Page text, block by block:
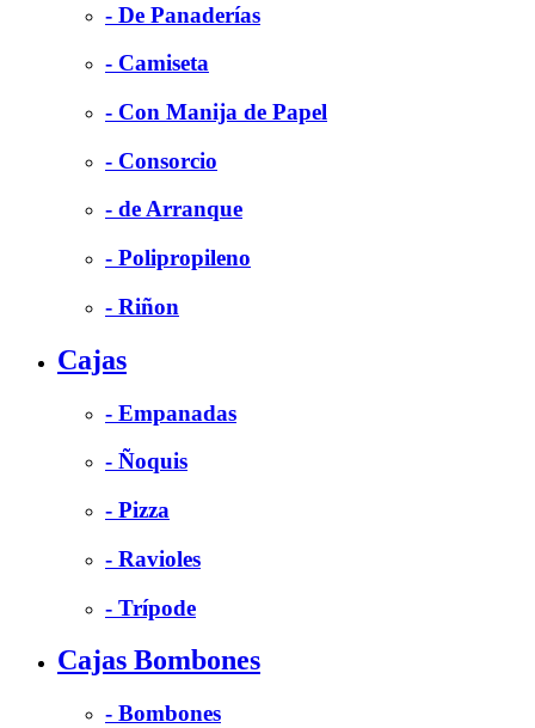
- De Panaderías
- Camiseta
- Con Manija de Papel
- Consorcio
- de Arranque
- Polipropileno
- Riñon
Cajas
- Empanadas
- Ñoquis
- Pizza
- Ravioles
- Trípode
Cajas Bombones
- Bombones